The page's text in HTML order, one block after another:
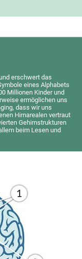
erschwert das
eines Alphabets
Millionen Kinder und
ermöglichen uns
dass wir uns
Hirnarealen vertraut
Gehirnstrukturen
beim Lesen und